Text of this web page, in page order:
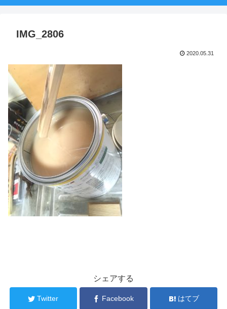
IMG_2806
2020.05.31
シェアする
Twitter Facebook はてブ